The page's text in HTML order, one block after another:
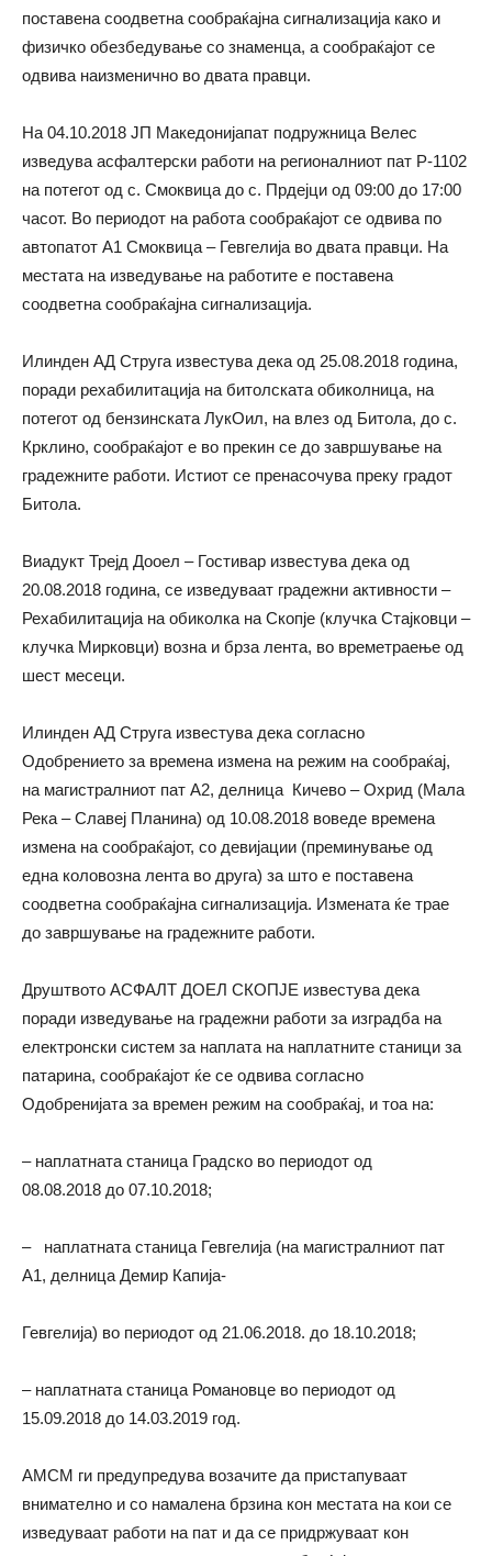
поставена соодветна сообраќајна сигнализација како и
физичко обезбедување со знаменца, а сообраќајот се
одвива наизменично во двата правци.
На 04.10.2018 ЈП Македонијапат подружница Велес
изведува асфалтерски работи на регионалниот пат Р-1102
на потегот од с. Смоквица до с. Прдејци од 09:00 до 17:00
часот. Во периодот на работа сообраќајот се одвива по
автопатот А1 Смоквица – Гевгелија во двата правци. На
местата на изведување на работите е поставена
соодветна сообраќајна сигнализација.
Илинден АД Струга известува дека од 25.08.2018 година,
поради рехабилитација на битолската обиколница, на
потегот од бензинската ЛукОил, на влез од Битола, до с.
Крклино, сообраќајот е во прекин се до завршување на
градежните работи. Истиот се пренасочува преку градот
Битола.
Виадукт Трејд Дооел – Гостивар известува дека од
20.08.2018 година, се изведуваат градежни активности –
Рехабилитација на обиколка на Скопје (клучка Стајковци –
клучка Мирковци) возна и брза лента, во времетраење од
шест месеци.
Илинден АД Струга известува дека согласно
Одобрението за времена измена на режим на сообраќај,
на магистралниот пат А2, делница Кичево – Охрид (Мала
Река – Славеј Планина) од 10.08.2018 воведе времена
измена на сообраќајот, со девијации (преминување од
една коловозна лента во друга) за што е поставена
соодветна сообраќајна сигнализација. Измената ќе трае
до завршување на градежните работи.
Друштвото АСФАЛТ ДОЕЛ СКОПЈЕ известува дека
порaди изведување на градежни работи за изградба на
електронски систем за наплата на наплатните станици за
патарина, сообраќајот ќе се одвива согласно
Одобренијата за времен режим на сообраќај, и тоа на:
– наплатната станица Градско во периодот од
08.08.2018 до 07.10.2018;
– наплатната станица Гевгелија (на магистралниот пат
А1, делница Демир Капија-
Гевгелија) во периодот од 21.06.2018. до 18.10.2018;
– наплатната станица Романовце во периодот од
15.09.2018 до 14.03.2019 год.
АМСМ ги предупредува возaчите да пристапуваат
внимателно и со намалена брзина кон местата на кои се
изведуваат работи на пат и да се придржуваат кон